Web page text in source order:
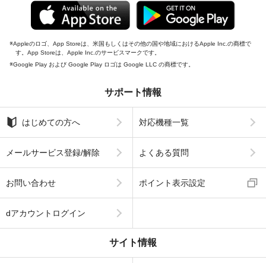
Appleのロゴ、App Storeは、米国もしくはその他の国や地域におけるApple Inc.の商標で
す。App Storeは、Apple Inc.のサービスマークです。
Google Play および Google Play ロゴは Google LLC の商標です。
サポート情報
はじめての方へ 対応機種一覧
メールサービス登録/解除 よくある質問
お問い合わせ ポイント表示設定
dアカウントログイン
サイト情報